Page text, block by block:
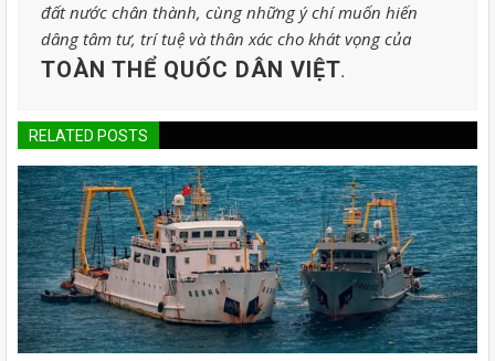
đất nước chân thành, cùng những ý chí muốn hiến
dâng tâm tư, trí tuệ và thân xác cho khát vọng của
TOÀN THỂ QUỐC DÂN VIỆT.
RELATED POSTS